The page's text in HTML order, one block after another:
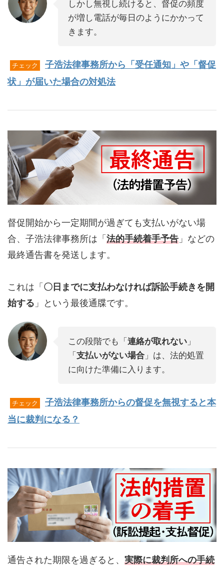
しかし無視し続けると、督促の頻度
が増し電話が毎日のようにかかって
きます。
チェック
子浩法律事務所から「受任通知」や「督促
状」が届いた場合の対処法
督促開始から一定期間が過ぎても支払いがない場
合、子浩法律事務所は「法的手続着手予告 」などの
最終通告書を発送します。
これは「〇日までに支払わなければ訴訟手続きを開
始する 」という最後通牒です。
この段階でも「連絡が取れない 」
「支払いがない場合 」は、法的処置
に向けた準備に入ります。
チェック
子浩法律事務所からの督促を無視すると本
当に裁判になる？
通告された期限を過ぎると、 実際に裁判所への手続